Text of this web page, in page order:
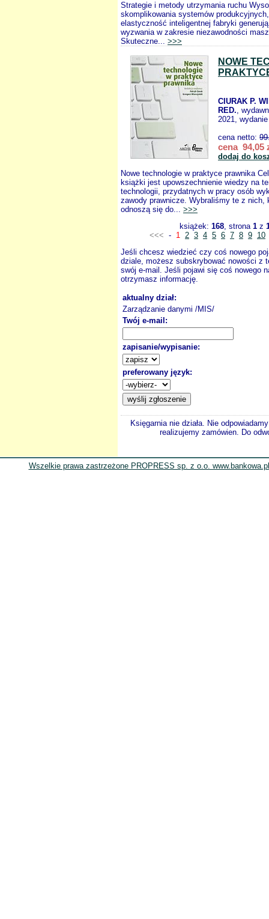
Strategie i metody utrzymania ruchu
skomplikowania systemów
elastyczność inteligentnej fabryki
wyzwania w zakresie niezawodności
Skuteczne... >>>
NOWE
CIURAK P.
RED.,
2021,
cena netto:
cena 94,05
dodaj do
Nowe technologie w praktyce prawnika
książki jest upowszechnienie wiedzy na
technologii, przydatnych w pracy osób
zawody prawnicze. Wybraliśmy te z nich,
odnoszą się do... >>>
książek: 168, strona 1 z
<<< - 1 2 3 4 5 6 7 8 9 10
Jeśli chcesz wiedzieć czy coś nowego
dziale, możesz subskrybować nowości z
swój e-mail. Jeśli pojawi się coś nowego
otrzymasz informację.
aktualny dział:
Zarządzanie danymi /MIS/
Twój e-mail:
zapisanie/wypisanie:
preferowany język:
Księgarnia nie działa. Nie
realizujemy zamówien. Do
Wszelkie prawa zastrzeżone PROPRESS sp. z o.o.